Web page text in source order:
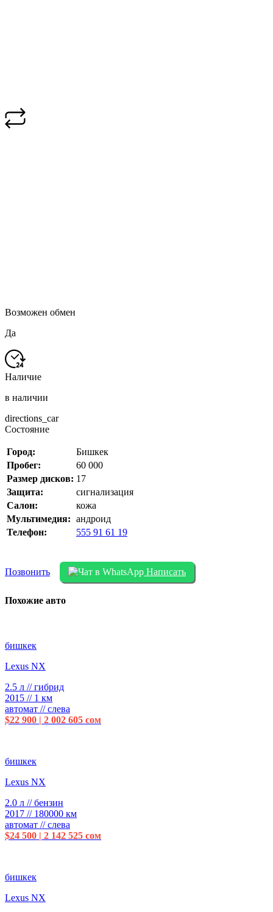
Возможен обмен
Да
Наличие
в наличии
directions_car
Состояние
Город:
Бишкек
Пробег:
60 000
Размер дисков: 17
Защита:
сигнализация
Салон:
кожа
Мультимедия: андроид
Телефон:
555 91 61 19
Позвонить Написать
Похожие авто
бишкек
Lexus NX
2.5 л // гибрид
2015 // 1 км
автомат // слева
$22 900 | 2 002 605 сом
бишкек
Lexus NX
2.0 л // бензин
2017 // 180000 км
автомат // слева
$24 500 | 2 142 525 сом
бишкек
Lexus NX